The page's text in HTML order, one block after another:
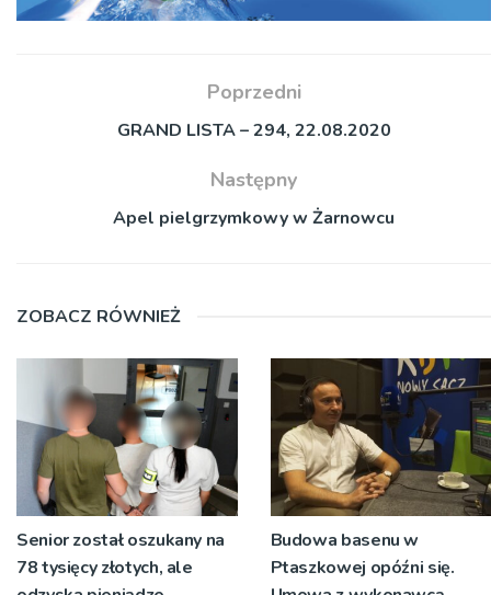
Poprzedni
GRAND LISTA – 294, 22.08.2020
Następny
Apel pielgrzymkowy w Żarnowcu
ZOBACZ RÓWNIEŻ
Senior został oszukany na
78 tysięcy złotych, ale
Budowa basenu w
Ptaszkowej opóźni się.